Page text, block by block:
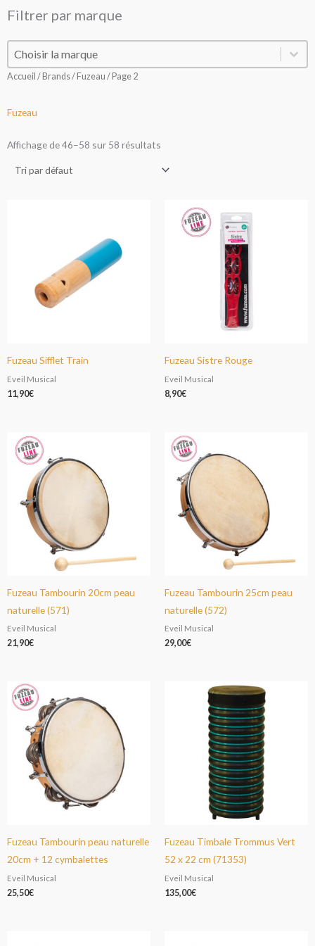
Filtrer par marque
Filtrer par marque
Filtrer par marque
Accueil / Brands / Fuzeau / Page 2
Fuzeau
Affichage de 46–58 sur 58 résultats
Fuzeau Sifflet Train
Eveil Musical
11,90€
Fuzeau Sistre Rouge
Eveil Musical
8,90€
Fuzeau Tambourin 20cm peau
naturelle (571)
Eveil Musical
21,90€
Fuzeau Tambourin 25cm peau
naturelle (572)
Eveil Musical
29,00€
Fuzeau Tambourin peau naturelle
20cm + 12 cymbalettes
Eveil Musical
25,50€
Fuzeau Timbale Trommus Vert
52 x 22 cm (71353)
Eveil Musical
135,00€